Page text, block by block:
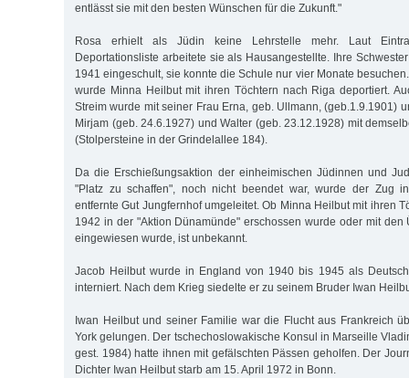
entlässt sie mit den besten Wünschen für die Zukunft."
Rosa erhielt als Jüdin keine Lehrstelle mehr. Laut
Deportationsliste arbeitete sie als Hausangestellte. Ihre
1941 eingeschult, sie konnte die Schule nur vier Monate
wurde Minna Heilbut mit ihren Töchtern nach Riga deportiert.
Streim wurde mit seiner Frau Erna, geb. Ullmann, (geb.1.9.1901)
Mirjam (geb. 24.6.1927) und Walter (geb. 23.12.1928) mit
(Stolpersteine in der Grindelallee 184).
Da die Erschießungsaktion der einheimischen Jüdinnen und
"Platz zu schaffen", noch nicht beendet war, wurde der Zug
entfernte Gut Jungfernhof umgeleitet. Ob Minna Heilbut mit ihren
1942 in der "Aktion Dünamünde" erschossen wurde oder mit den
eingewiesen wurde, ist unbekannt.
Jacob Heilbut wurde in England von 1940 bis 1945 als
interniert. Nach dem Krieg siedelte er zu seinem Bruder Iwan
Iwan Heilbut und seiner Familie war die Flucht aus Frankreich
York gelungen. Der tschechoslowakische Konsul in Marseille
gest. 1984) hatte ihnen mit gefälschten Pässen geholfen. Der
Dichter Iwan Heilbut starb am 15. April 1972 in Bonn.